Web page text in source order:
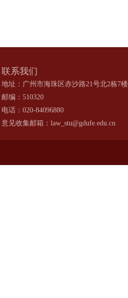
联系我们
地址：广州市海珠区赤沙路21号北2栋7楼
邮编：510320
电话：020-84096880
意见收集邮箱：law_stu@gdufe.edu.cn